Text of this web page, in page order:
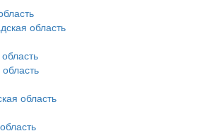
область
область